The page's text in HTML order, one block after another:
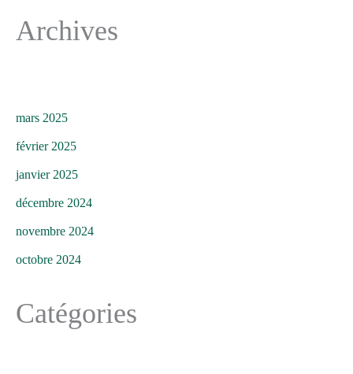
Archives
mars 2025
février 2025
janvier 2025
décembre 2024
novembre 2024
octobre 2024
Catégories